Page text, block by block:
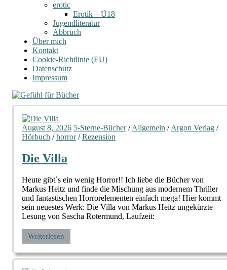
erotic
Erotik – Ü18
Jugendliteratur
Abbruch
Über mich
Kontakt
Cookie-Richtlinie (EU)
Datenschutz
Impressum
August 8, 2026 5-Sterne-Bücher/Allgemein /Argon Verlag /
Hörbuch /horror/Rezension
Die Villa
Heute gibt´s ein wenig Horror!! Ich liebe die Bücher von
Markus Heitz und finde die Mischung aus modernem Thriller
und fantastischen Horrorelementen einfach mega! Hier kommt
sein neuestes Werk: Die Villa von Markus Heitz ungekürzte
Lesung von Sascha Rotermund, Laufzeit:
Weiterlesen